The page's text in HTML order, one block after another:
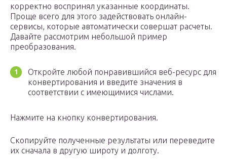
корректно воспринял указанные координаты.
Проще всего для этого задействовать онлайн-
сервисы, которые автоматически совершат расчеты.
Давайте рассмотрим небольшой пример
преобразования.
Откройте любой понравившийся веб-ресурс для
конвертирования и введите значения в
соответствии с имеющимися числами.
Нажмите на кнопку конвертирования.
Скопируйте полученные результаты или переведите
их сначала в другую широту и долготу.